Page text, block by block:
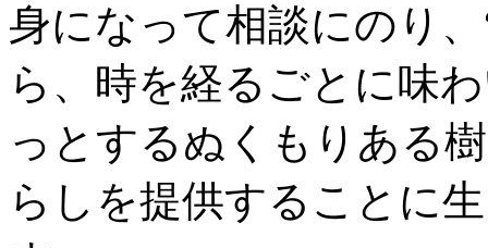
身になって相談にのり
ら、時を経るごとに味
っとするぬくもりある
らしを提供することに